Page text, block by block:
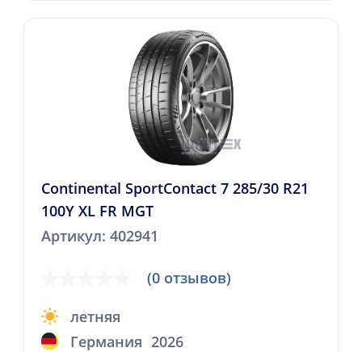
Continental SportContact 7 285/30 R21
100Y XL FR MGT
Артикул: 402941
(0 отзывов)
летняя
Германия 2026